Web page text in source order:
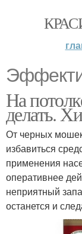
На
делать.
От черных
избавиться
применения
оперативнее
неприятный
останется и